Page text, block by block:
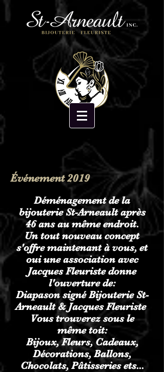
Événement 2019
Déménagement de la
bijouterie St-Arneault après
46 ans au même endroit.
Un tout nouveau concept
s'offre maintenant à vous, et
oui une association avec
Jacques Fleuriste donne
l'ouverture de:
Diapason signé Bijouterie St-
Arneault & Jacques Fleuriste
Vous trouverez sous le
même toit:
Bijoux, Fleurs, Cadeaux,
Décorations, Ballons,
Chocolats, Pâtisseries ets...